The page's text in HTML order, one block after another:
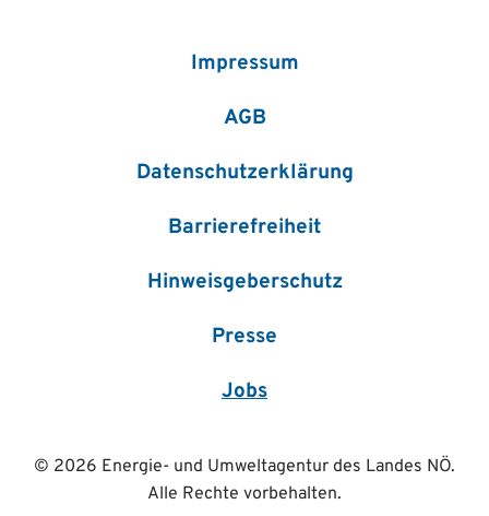
Impressum
AGB
Datenschutzerklärung
Barrierefreiheit
Hinweisgeberschutz
Presse
Jobs
© 2026 Energie- und Umweltagentur des Landes NÖ.
Alle Rechte vorbehalten.